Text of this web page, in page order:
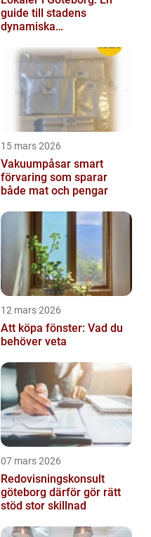
guide till stadens
dynamiska
15 mars 2026
Vakuumpåsar smart
förvaring som sparar
både mat och pengar
12 mars 2026
Att köpa fönster: Vad du
behöver veta
07 mars 2026
Redovisningskonsult
göteborg därför gör rätt
stöd stor skillnad